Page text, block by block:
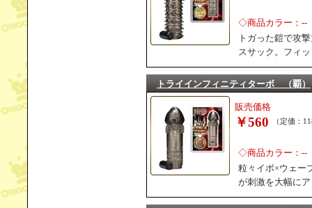
◇商品カラー：--
トガった鎧で攻
スサック。フィ
トライインフィニティターボ （覇）
販売価格
￥560 （定価：
◇商品カラー：--
粒々イボ×ウェー
が刺激を大幅に